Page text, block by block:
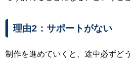
理由2：サポートがない
制作を進めていくと、途中必ずど